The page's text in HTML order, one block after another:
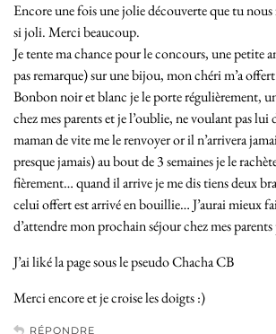
Encore une fois une jolie découverte que tu nous
si joli. Merci beaucoup.
Je tente ma chance pour le concours, une petite
pas remarque) sur une bijou, mon chéri m’a
Bonbon noir et blanc je le porte régulièrement,
chez mes parents et je l’oublie, ne voulant pas lui
maman de vite me le renvoyer or il n’arrivera
presque jamais) au bout de 3 semaines je le
fièrement… quand il arrive je me dis tiens deux
celui offert est arrivé en bouillie… J’aurai mieux
d’attendre mon prochain séjour chez mes
J’ai liké la page sous le pseudo Chacha CB
Merci encore et je croise les doigts :)
RÉPONDRE